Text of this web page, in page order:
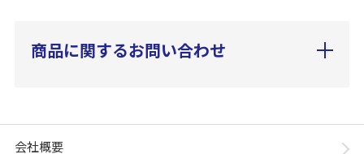
商品に関するお問い合わせ
会社概要